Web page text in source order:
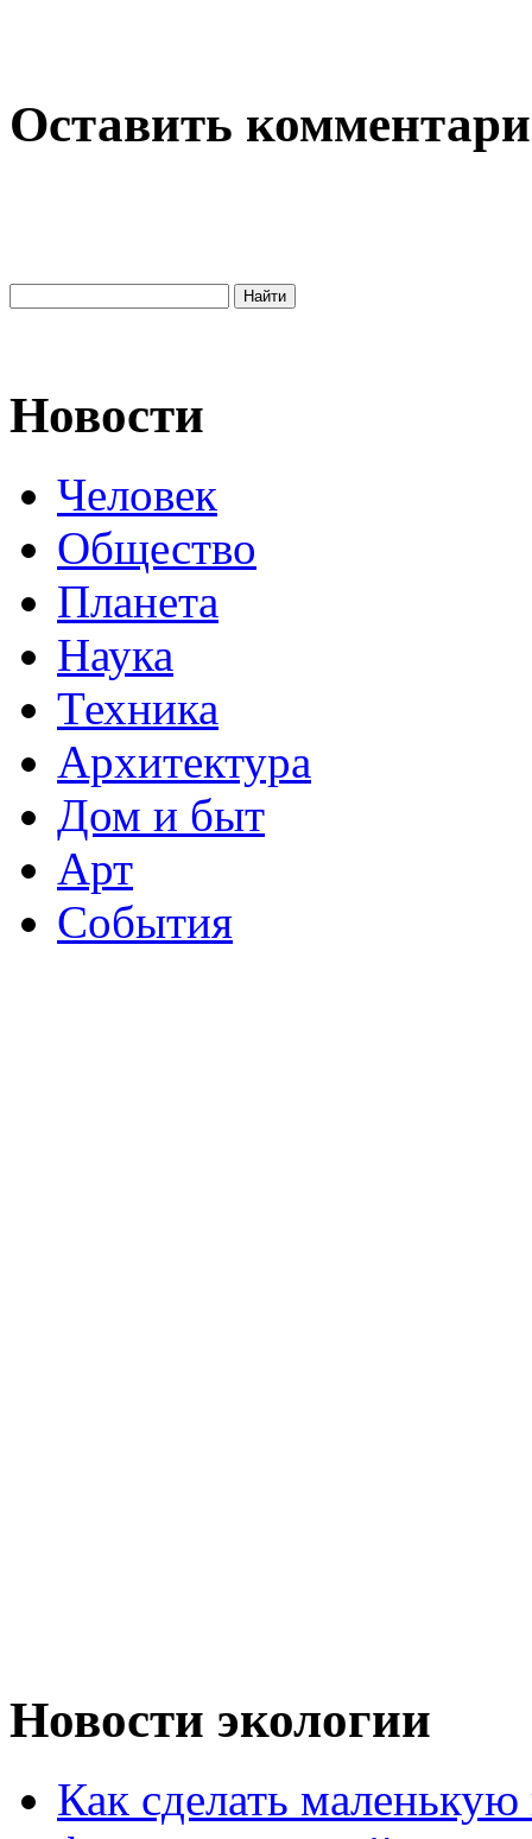
Оставить
Новости
Человек
Общество
Планета
Наука
Техника
Архитектура
Дом и быт
Арт
События
Новости экологии
Как сделать